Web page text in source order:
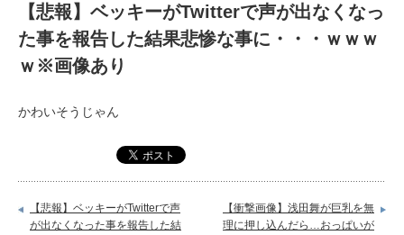
【悲報】ベッキーがTwitterで声が出なくなっ
た事を報告した結果悲惨な事に・・・ｗｗｗ
ｗ※画像あり
かわいそうじゃん
【悲報】ベッキーがTwitterで声
が出なくなった事を報告した結
【衝撃画像】浅田舞が巨乳を無
理に押し込んだら…おっぱいが